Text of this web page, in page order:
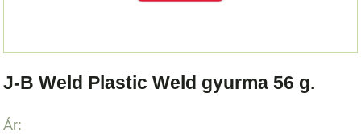
J-B Weld Plastic Weld gyurma 56 g.
Ár: